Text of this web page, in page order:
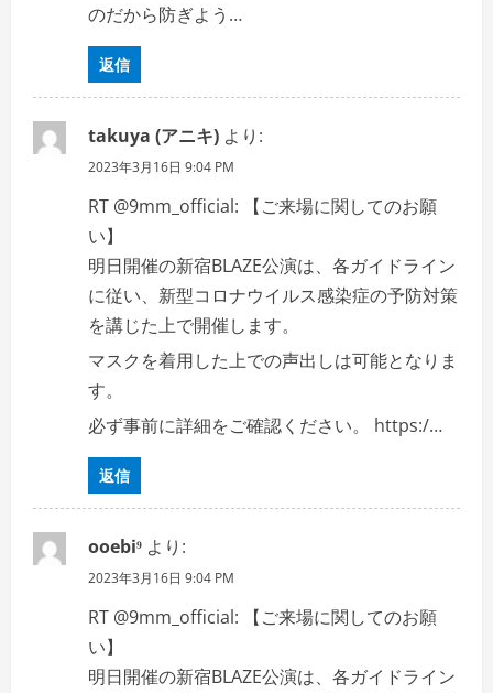
のだから防ぎよう…
返信
takuya (アニキ) より:
2023年3月16日 9:04 PM
RT @9mm_official: 【ご来場に関してのお願
い】
明日開催の新宿BLAZE公演は、各ガイドライン
に従い、新型コロナウイルス感染症の予防対策
を講じた上で開催します。
マスクを着用した上での声出しは可能となりま
す。
必ず事前に詳細をご確認ください。 https:/…
返信
ooebi⁹ より:
2023年3月16日 9:04 PM
RT @9mm_official: 【ご来場に関してのお願
い】
明日開催の新宿BLAZE公演は、各ガイドライン